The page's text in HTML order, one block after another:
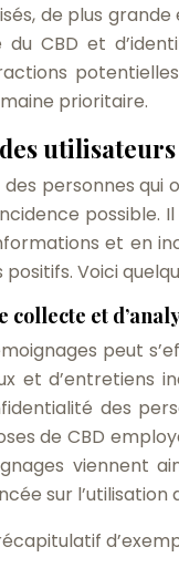
de plus
du CBD et
prioritaire.
des personnes
possible.
et en
Voici
collecte et
peut
et d’entretiens
des
de CBD
viennent
sur l’utilisation